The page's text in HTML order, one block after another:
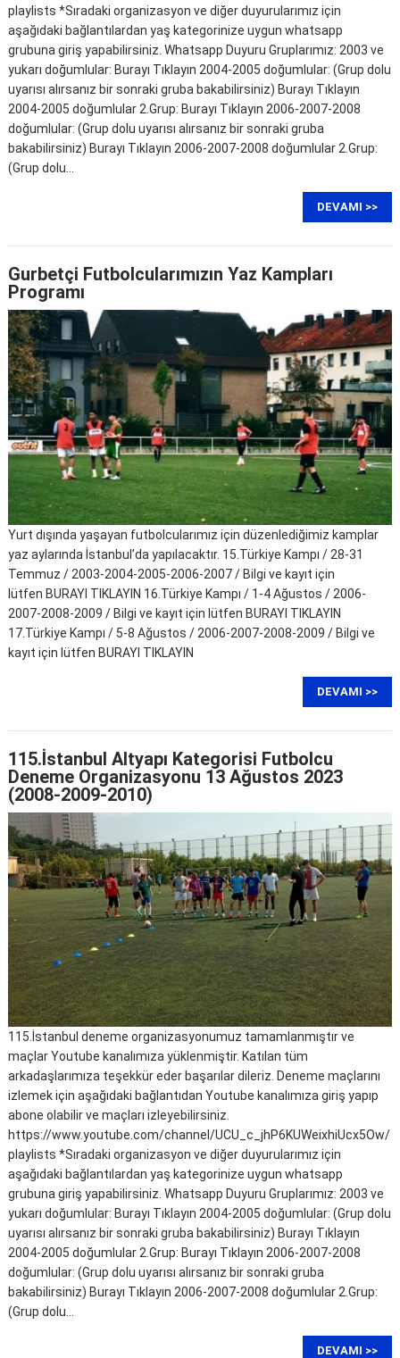
playlists *Sıradaki organizasyon ve diğer duyurularımız için
aşağıdaki bağlantılardan yaş kategorinize uygun whatsapp
grubuna giriş yapabilirsiniz. Whatsapp Duyuru Gruplarımız: 2003 ve
yukarı doğumlular: Burayı Tıklayın 2004-2005 doğumlular: (Grup dolu
uyarısı alırsanız bir sonraki gruba bakabilirsiniz) Burayı Tıklayın
2004-2005 doğumlular 2.Grup: Burayı Tıklayın 2006-2007-2008
doğumlular: (Grup dolu uyarısı alırsanız bir sonraki gruba
bakabilirsiniz) Burayı Tıklayın 2006-2007-2008 doğumlular 2.Grup:
(Grup dolu…
DEVAMI >>
Gurbetçi Futbolcularımızın Yaz Kampları
Programı
Yurt dışında yaşayan futbolcularımız için düzenlediğimiz kamplar
yaz aylarında İstanbul’da yapılacaktır. 15.Türkiye Kampı / 28-31
Temmuz / 2003-2004-2005-2006-2007 / Bilgi ve kayıt için
lütfen BURAYI TIKLAYIN 16.Türkiye Kampı / 1-4 Ağustos / 2006-
2007-2008-2009 / Bilgi ve kayıt için lütfen BURAYI TIKLAYIN
17.Türkiye Kampı / 5-8 Ağustos / 2006-2007-2008-2009 / Bilgi ve
kayıt için lütfen BURAYI TIKLAYIN
DEVAMI >>
115.İstanbul Altyapı Kategorisi Futbolcu
Deneme Organizasyonu 13 Ağustos 2023
(2008-2009-2010)
115.İstanbul deneme organizasyonumuz tamamlanmıştır ve
maçlar Youtube kanalımıza yüklenmiştir. Katılan tüm
arkadaşlarımıza teşekkür eder başarılar dileriz. Deneme maçlarını
izlemek için aşağıdaki bağlantıdan Youtube kanalımıza giriş yapıp
abone olabilir ve maçları izleyebilirsiniz.
https://www.youtube.com/channel/UCU_c_jhP6KUWeixhiUcx5Ow/
playlists *Sıradaki organizasyon ve diğer duyurularımız için
aşağıdaki bağlantılardan yaş kategorinize uygun whatsapp
grubuna giriş yapabilirsiniz. Whatsapp Duyuru Gruplarımız: 2003 ve
yukarı doğumlular: Burayı Tıklayın 2004-2005 doğumlular: (Grup dolu
uyarısı alırsanız bir sonraki gruba bakabilirsiniz) Burayı Tıklayın
2004-2005 doğumlular 2.Grup: Burayı Tıklayın 2006-2007-2008
doğumlular: (Grup dolu uyarısı alırsanız bir sonraki gruba
bakabilirsiniz) Burayı Tıklayın 2006-2007-2008 doğumlular 2.Grup:
(Grup dolu…
DEVAMI >>